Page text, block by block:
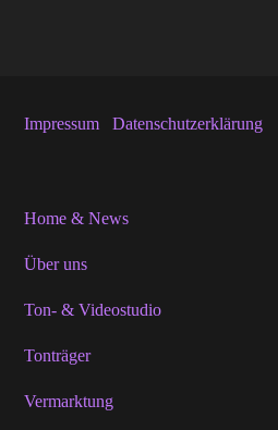
Impressum Datenschutzerklärung
Home & News
Über uns
Ton- & Videostudio
Tonträger
Vermarktung